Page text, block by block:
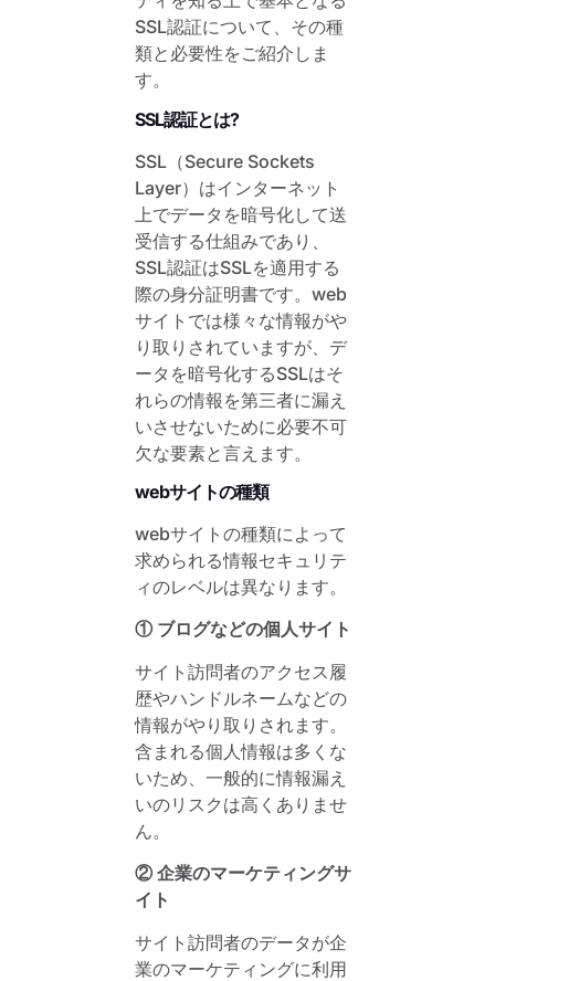
SSL認証について、その種
類と必要性をご紹介しま
す。
SSL認証とは?
SSL（Secure Sockets
Layer）はインターネット
上でデータを暗号化して送
受信する仕組みであり、
SSL認証はSSLを適用する
際の身分証明書です。web
サイトでは様々な情報がや
り取りされていますが、デ
ータを暗号化するSSLはそ
れらの情報を第三者に漏え
いさせないために必要不可
欠な要素と言えます。
webサイトの種類
webサイトの種類によって
求められる情報セキュリテ
ィのレベルは異なります。
① ブログなどの個人サイト
サイト訪問者のアクセス履
歴やハンドルネームなどの
情報がやり取りされます。
含まれる個人情報は多くな
いため、一般的に情報漏え
いのリスクは高くありませ
ん。
② 企業のマーケティングサ
イト
サイト訪問者のデータが企
業のマーケティングに利用